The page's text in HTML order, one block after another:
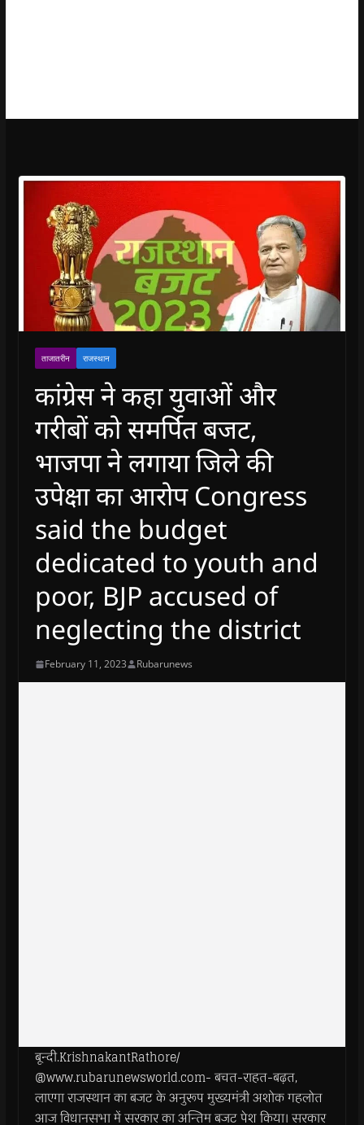
ताजातरीन राजस्थान
कांग्रेस ने कहा युवाओं और
गरीबों को समर्पित बजट,
भाजपा ने लगाया जिले की
उपेक्षा का आरोप Congress
said the budget
dedicated to youth and
poor, BJP accused of
neglecting the district
February 11, 2023 Rubarunews
बून्दी.KrishnakantRathore/
@www.rubarunewsworld.com- बचत-राहत-बढ़त,
लाएगा राजस्थान का बजट के अनुरूप मुख्यमंत्री अशोक गहलोत
आज विधानसभा में सरकार का अन्तिम बजट पेश किया। सरकार